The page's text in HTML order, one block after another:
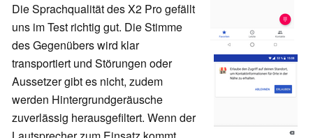
Die Sprachqualität des X2 Pro gefällt
uns im Test richtig gut. Die Stimme
des Gegenübers wird klar
transportiert und Störungen oder
Aussetzer gibt es nicht, zudem
werden Hintergrundgeräusche
zuverlässig herausgefiltert. Wenn der